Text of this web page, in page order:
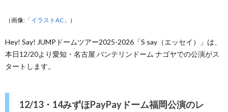
（画像: 「イラストAC」 ）
Hey! Say! JUMPドームツアー2025-2026「S say（エッセイ）」は、
本日12/20より愛知・名古屋 バンテリンドーム ナゴヤでの公演がス
タートします。
12/13・14みずほPayPayドーム福岡公演のレ